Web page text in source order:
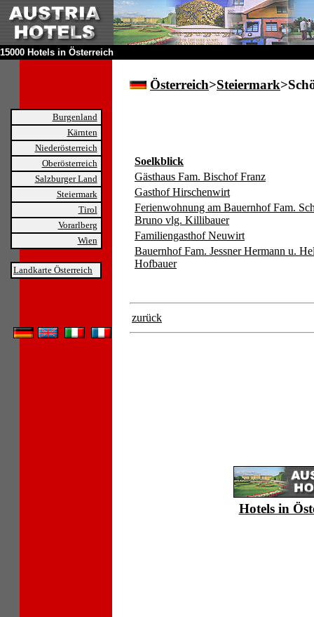
15000 Hotels in Österreich
Burgenland
Kärnten
Niederösterreich
Oberösterreich
Salzburger Land
Steiermark
Tirol
Vorarlberg
Wien
Landkarte Österreich
Österreich>Steiermark
Soelkblick
Gästhaus Fam. Bischof Franz
Gasthof Hirschenwirt
Ferienwohnung am Bauernhof Fam.
Bruno vlg. Killibauer
Familiengasthof Neuwirt
Bauernhof Fam. Jessner Hermann u.
Hofbauer
zurück
Hotels in